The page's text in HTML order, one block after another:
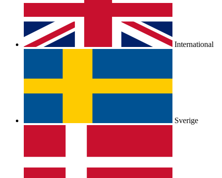
International
Sverige